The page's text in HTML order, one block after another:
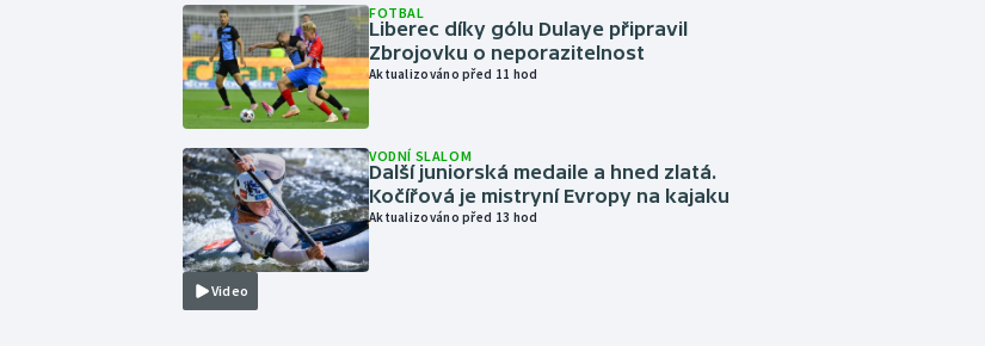
FOTBAL
Liberec díky gólu Dulaye připravil
Zbrojovku o neporazitelnost
Aktualizováno před 11 hod
Video
VODNÍ SLALOM
Další juniorská medaile a hned zlatá.
Kočířová je mistryní Evropy na kajaku
Aktualizováno před 13 hod